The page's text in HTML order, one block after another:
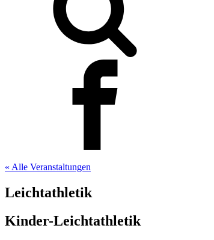
« Alle Veranstaltungen
Leichtathletik
Kinder-Leichtathletik